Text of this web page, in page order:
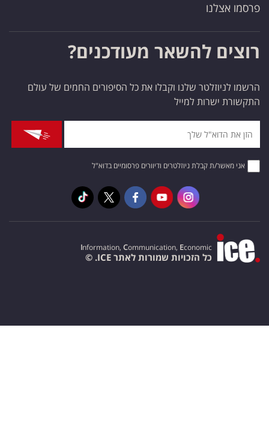
פרסמו אצלנו
רוצים להשאר מעודכנים?
הרשמו לניוזלטר שלנו וקבלו את כל הסיפורים החמים של עולם
התקשורת ישרות למייל
אני מאשר/ת קבלת ניוזלטרים ודיוורים פרסומיים בדוא"ל
Information, Communication, Economic
כל הזכויות שמורות לאתר ICE. ©